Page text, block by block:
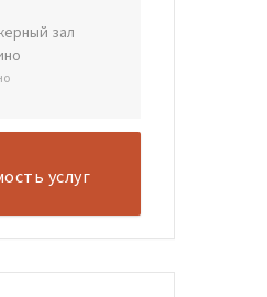
зал
услуг